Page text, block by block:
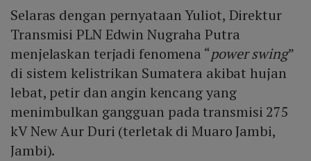
Selaras dengan pernyataan Yuliot, Direktur
Transmisi PLN Edwin Nugraha Putra
menjelaskan terjadi fenomena “power swing”
di sistem kelistrikan Sumatera akibat hujan
lebat, petir dan angin kencang yang
menimbulkan gangguan pada transmisi 275
kV New Aur Duri (terletak di Muaro Jambi,
Jambi).